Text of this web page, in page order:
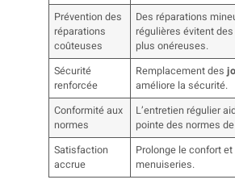
Prévention des
réparations
coûteuses
Des réparations
régulières évitent
plus onéreuses.
Sécurité
renforcée
Remplacement des
améliore la sécurité.
Conformité aux
normes
L’entretien régulier
pointe des normes
Satisfaction
accrue
Prolonge le confort et
menuiseries.